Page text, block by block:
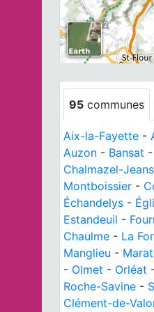
95 communes
Aix-la-Fayette -
Auzon - Bansat -
Chalmazel-
Montboissier -
Échandelys -
Estandeuil -
Chaulme - La
Manglieu - Marat
- Olmet - Orléat
Roche-Savine -
Clément-de-